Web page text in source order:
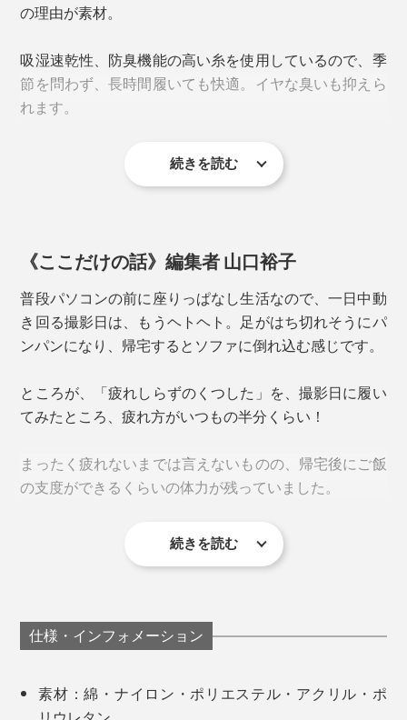
普通の靴下は左右対称ですが、本品は左右反転の形状。
足の形に合わせて緻密に設計されているため、左右が決
足指の付け根部分には、ポリウレタンゴムを編み込み、
るので、「靴の中の靴下」と「靴下の中の足」の両方の
ズレを防ぎます。
しっかりとしたホールド感はありつつも、窮屈さはな
の理由が素材。
吸湿速乾性、防臭機能の高い糸を使用しているので、季
節を問わず、長時間履いても快適。イヤな臭いも抑えら
れます。
さらに、甲とふくらはぎを通気性の高いメッシュ編みに
本品「スニーカー丈」は、スニーカーを履いた時に履き
口がチラッと見えるくらいの丈。スニーカーと色を合わ
せても、差し色をアクセントにしてもおしゃれです。
ー」「オフホワイト」「ブラック」の4色展開。
続きを読む
《ここだけの話》編集者 山口裕子
普段パソコンの前に座りっぱなし生活なので、一日中動
き回る撮影日は、もうヘトヘト。足がはち切れそうにパ
ンパンになり、帰宅するとソファに倒れ込む感じです。
ところが、「疲れしらずのくつした」を、撮影日に履い
てみたところ、疲れ方がいつもの半分くらい！
まったく疲れないまでは言えないものの、帰宅後にご飯
の支度ができるくらいの体力が残っていました。
足の見た目も、はっきり分かるくらい違ってびっくり。
続きを読む
仕様・インフォメーション
素材：綿・ナイロン・ポリエステル・アクリル・ポ